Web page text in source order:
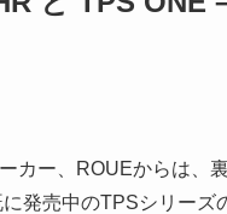
カー、ROUEからは、
発売中のTPSシリー